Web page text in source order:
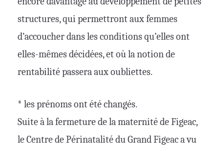
structures, qui permettront aux femmes
d’accoucher dans les conditions qu’elles ont
elles-mêmes décidées, et où la notion de
rentabilité passera aux oubliettes.
* les prénoms ont été changés.
Suite à la fermeture de la maternité de Figeac,
le Centre de Périnatalité du Grand Figeac a vu